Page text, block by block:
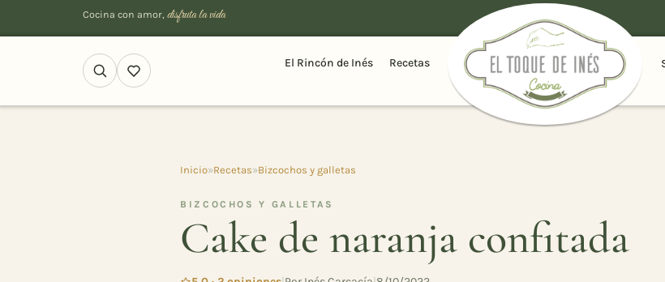
Cocina con amor, disfruta la vida
El Rincón de Inés Recetas
Inicio»Recetas»Bizcochos y galletas
BIZCOCHOS Y GALLETAS
Cake de naranja confitada